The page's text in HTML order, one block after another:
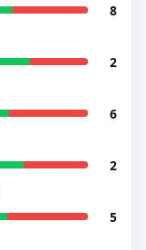
8
2
6
2
5